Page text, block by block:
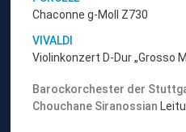
Chaconne g-Moll Z730
VIVALDI
Violinkonzert D-Dur „Grosso
Barockorchester der
Chouchane Siranossian